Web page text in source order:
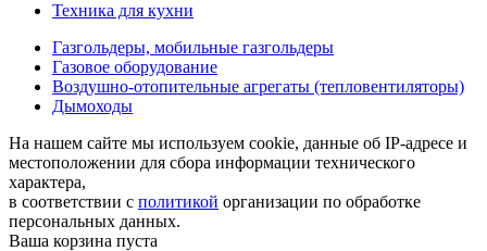
Техника для кухни
Газгольдеры, мобильные газгольдеры
Газовое оборудование
Воздушно-отопительные агрегаты (тепловентиляторы)
Дымоходы
На нашем сайте мы используем cookie, данные об IP-адресе и
местоположении для сбора информации технического
характера,
в соответствии с политикой организации по обработке
персональных данных.
Ваша корзина пуста